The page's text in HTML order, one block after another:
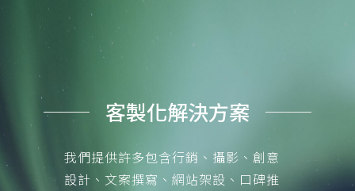
客製化解決方案
我們提供許多包含行銷、攝影、創意
設計、文案撰寫、網站架設、口碑推